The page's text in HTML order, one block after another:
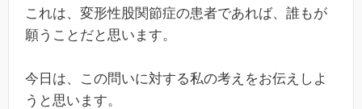
これは、変形性股関節症の患者であれば、誰もが
願うことだと思います。
今日は、この問いに対する私の考えをお伝えしよ
うと思います。